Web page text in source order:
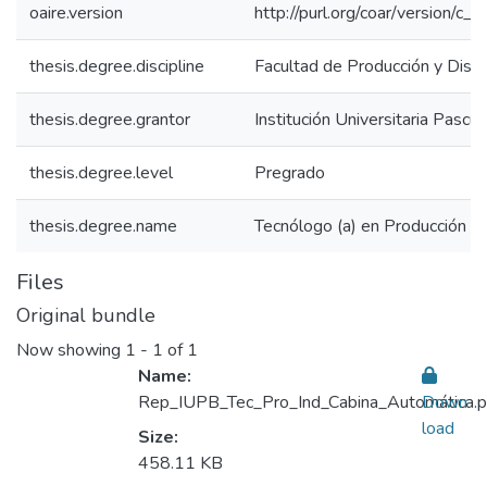
oaire.version http://purl.org/coar/version/
thesis.degree.discipline Facultad de Producción y
thesis.degree.grantor Institución Universitaria
thesis.degree.level Pregrado
thesis.degree.name Tecnólogo (a) en Producción
Files
Original bundle
Now showing 1 - 1 of 1
Name:
Size:
458.11 KB
Down
load